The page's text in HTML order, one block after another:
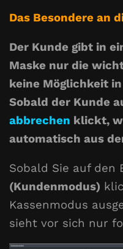
Das Besondere an
Der Kunde gibt in
Maske nur die
keine Möglichkeit
Sobald der Kunde
abbrechen klickt,
automatisch aus
Sobald Sie auf den
(Kundenmodus)
Kassenmodus
sieht vor sich nur